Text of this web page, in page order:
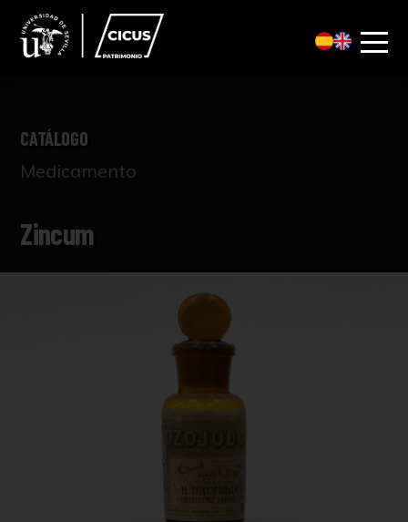
CATÁLOGO
Medicamento
Zincum